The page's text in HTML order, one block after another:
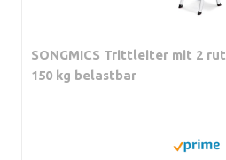
SONGMICS Trittleiter mit 2
150 kg belastbar